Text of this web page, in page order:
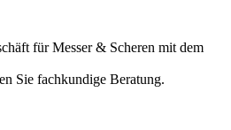
für Messer & Scheren mit dem
Sie fachkundige Beratung.